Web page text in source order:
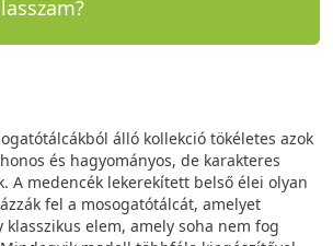
álló kollekció tökéletes azok
és hagyományos, de karakteres
A medencék lekerekített belső élei olyan
fel a mosogatótálcát, amelyet
klasszikus elem, amely soha nem fog